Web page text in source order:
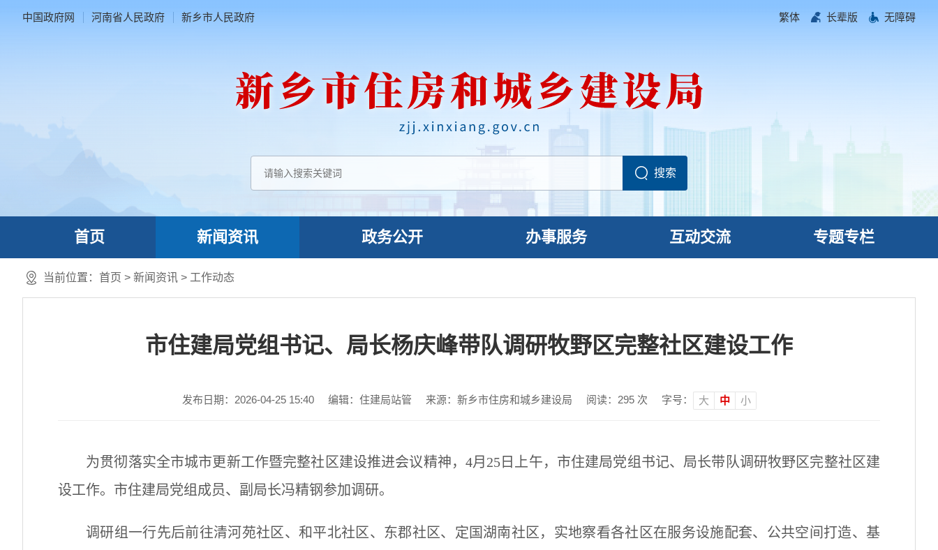
中国政府网 河南省人民政府 新乡市人民政府 繁体 长辈版 无障碍
首页 新闻资讯 政务公开 办事服务 互动交流 专题专栏
当前位置： 首页 > 新闻资讯 > 工作动态
市住建局党组书记、局长杨庆峰带队调研牧野区完整社区建设工作
发布日期：2026-04-25 15:40 编辑：住建局站管 来源：新乡市住房和城乡建设局 阅读： 295次 字号： 大 中 小
为贯彻落实全市城市更新工作暨完整社区建设推进会议精神，4月25日上午，市住建局党组书记、局长带队调研牧野区完整社区建
设工作。市住建局党组成员、副局长冯精钢参加调研。
调研组一行先后前往清河苑社区、和平北社区、东郡社区、定国湖南社区， 实地察看各社区在服务设施配套、公共空间打造、基